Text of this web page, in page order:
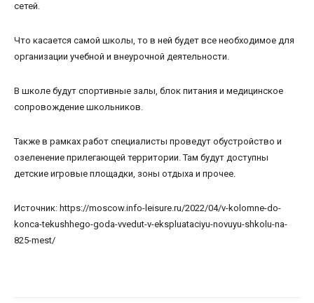
сетей.
Что касается самой школы, то в ней будет все необходимое для
организации учебной и внеурочной деятельности.
В школе будут спортивные залы, блок питания и медицинское
сопровождение школьников.
Также в рамках работ специалисты проведут обустройство и
озеленение прилегающей территории. Там будут доступны
детские игровые площадки, зоны отдыха и прочее.
Источник: https://moscow.info-leisure.ru/2022/04/v-kolomne-do-
konca-tekushhego-goda-vvedut-v-ekspluataciyu-novuyu-shkolu-na-
825-mest/